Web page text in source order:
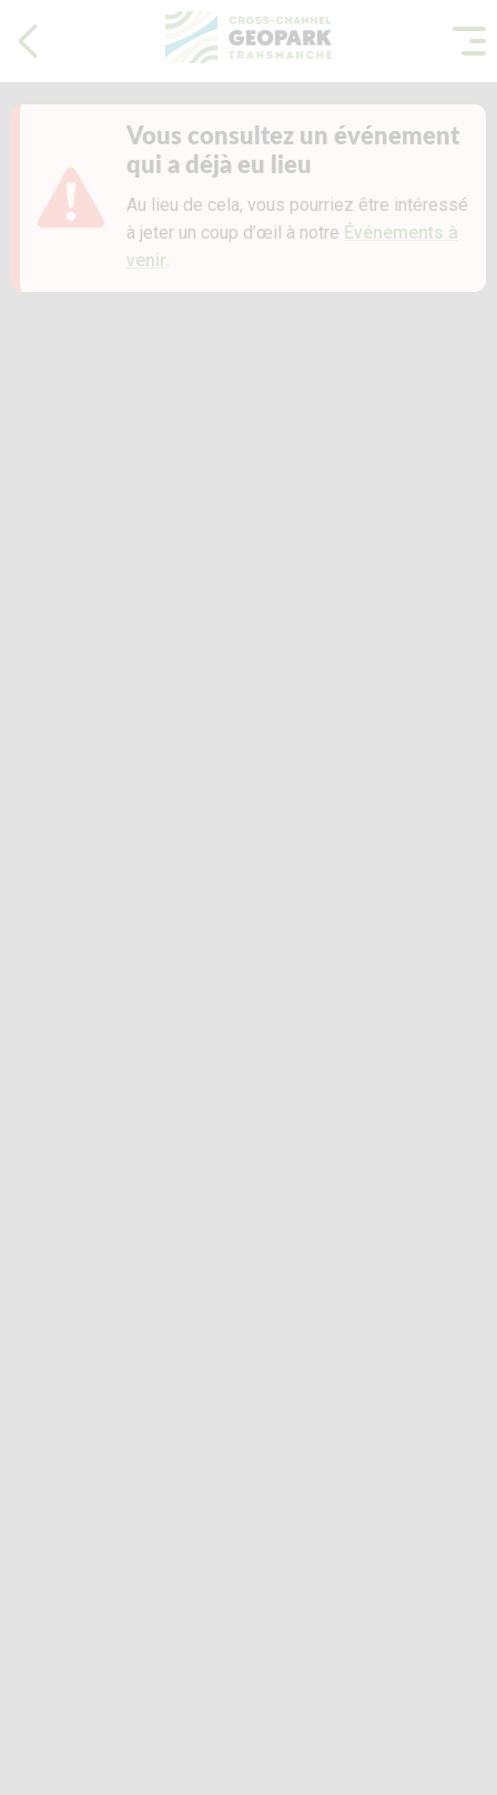
Vous consultez un événement
qui a déjà eu lieu
Au lieu de cela, vous pourriez être intéressé
à jeter un coup d’œil à notre Événements à
venir.